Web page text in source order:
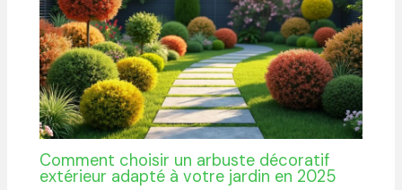
Comment choisir un arbuste décoratif
extérieur adapté à votre jardin en 2025